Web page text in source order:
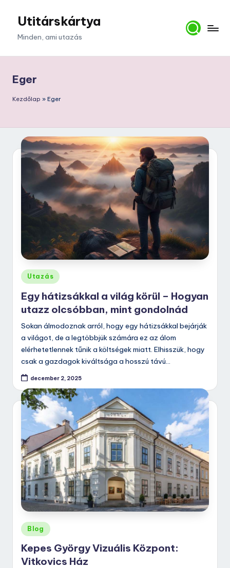
Utitárskártya
Minden, ami utazás
Eger
Kezdőlap » Eger
Posted
in
Utazás
Egy hátizsákkal a világ körül – Hogyan
utazz olcsóbban, mint gondolnád
Sokan álmodoznak arról, hogy egy hátizsákkal bejárják
a világot, de a legtöbbjük számára ez az álom
elérhetetlennek tűnik a költségek miatt. Elhisszük, hogy
csak a gazdagok kiváltsága a hosszú távú…
december 2, 2025
Posted
in
Blog
Kepes György Vizuális Központ:
Vitkovics Ház